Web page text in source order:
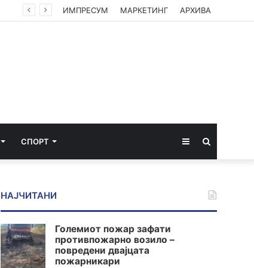
ИМПРЕСУМ МАРКЕТИНГ АРХИВА
СПОРТ Sidebar
НАЈЧИТАНИ
Големиот пожар зафати
противпожарно возило –
повредени двајцата
пожарникари